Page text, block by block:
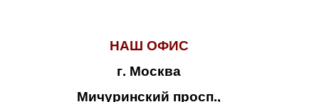
НАШ ОФИС
г. Москва
Мичуринский просп.,